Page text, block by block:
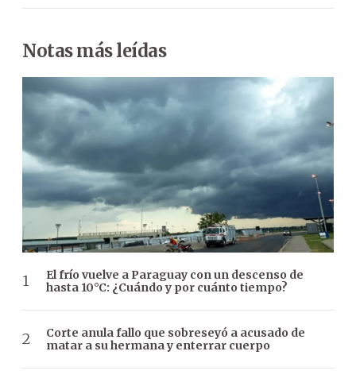
Notas más leídas
El frío vuelve a Paraguay con un descenso de
hasta 10°C: ¿Cuándo y por cuánto tiempo?
Corte anula fallo que sobreseyó a acusado de
matar a su hermana y enterrar cuerpo